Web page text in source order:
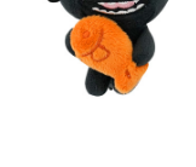
페이코 라이